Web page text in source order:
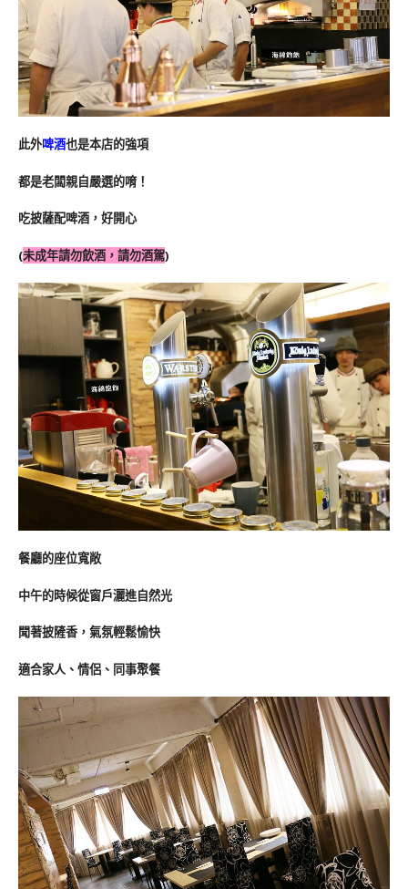
此外啤酒也是本店的強項
都是老闆親自嚴選的唷！
吃披薩配啤酒，好開心
(未成年請勿飲酒，請勿酒駕)
餐廳的座位寬敞
中午的時候從窗戶灑進自然光
聞著披隡香 ， 氣氛輕鬆愉快
適合家人、情侶、同事聚餐